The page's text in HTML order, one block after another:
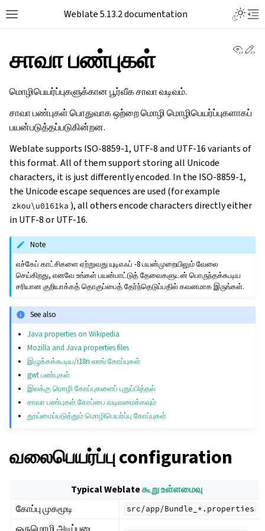
Toggle site navigation sidebar
Weblate 5.13.2 documentation
சாவா பண்புகள்
மொழிபெயர்ப்புகளுக்கான பூர்வீக சாவா வடிவம்.
சாவா பண்புகள் பொதுவாக ஒற்றை மொழி மொழிபெயர்ப்புகளாகப்
பயன்படுத்தப்படுகின்றன.
Weblate supports ISO-8859-1, UTF-8 and UTF-16 variants of
this format. All of them support storing all Unicode
characters, it is just differently encoded. In the ISO-8859-1,
the Unicode escape sequences are used (for example
zkou\u0161ka ), all others encode characters directly either
in UTF-8 or UTF-16.
Note
எச்கேப் காட்சிகளை ஏற்றுவது யுடிஎஃப் -8 பயன்முறையிலும் வேலை
செய்கிறது, எனவே உங்கள் பயன்பாட்டுத் தேவைகளுடன் பொருந்தக்கூடிய
சரியான குறியாக்கத் தொகுப்பைத் தேர்ந்தெடுப்பதில் கவனமாக இருங்கள்.
See also
Java properties on Wikipedia
Mozilla and Java properties files
இழுக்கக்கூடிய/i18n லாங் கோப்புகள்
gwt பண்புகள்
இலக்கு மொழி கோப்புகளைப் புதுப்பித்தல்
சாவா பண்புகள் கோப்பை வடிவமைக்கவும்
தூய்மைப்படுத்தும் மொழிபெயர்ப்பு கோப்புகள்
வலைபெயர்ப்பு configuration
Typical Weblateகூறு உள்ளமைவு
கோப்பு முகமூடி
src/app/Bundle_*.properties
ஒருமொழி அடிப்படை